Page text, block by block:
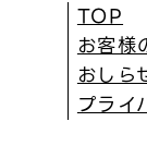
TOP
お客様
おしら
プライ